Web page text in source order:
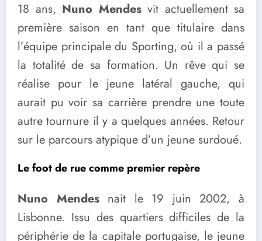
18 ans, Nuno Mendesvit actuellement sa
première saison en tant que titulaire dans
l’équipe principale du Sporting, où il a passé
la totalité de sa formation. Un rêve qui se
réalise pour le jeune latéral gauche, qui
aurait pu voir sa carrière prendre une toute
autre tournure il y a quelques années. Retour
sur le parcours atypique d’un jeune surdoué.
Le foot de rue comme premier repère
Nuno Mendes nait le 19 juin 2002, à
Lisbonne. Issu des quartiers difficiles de la
périphérie de la capitale portugaise, le jeune